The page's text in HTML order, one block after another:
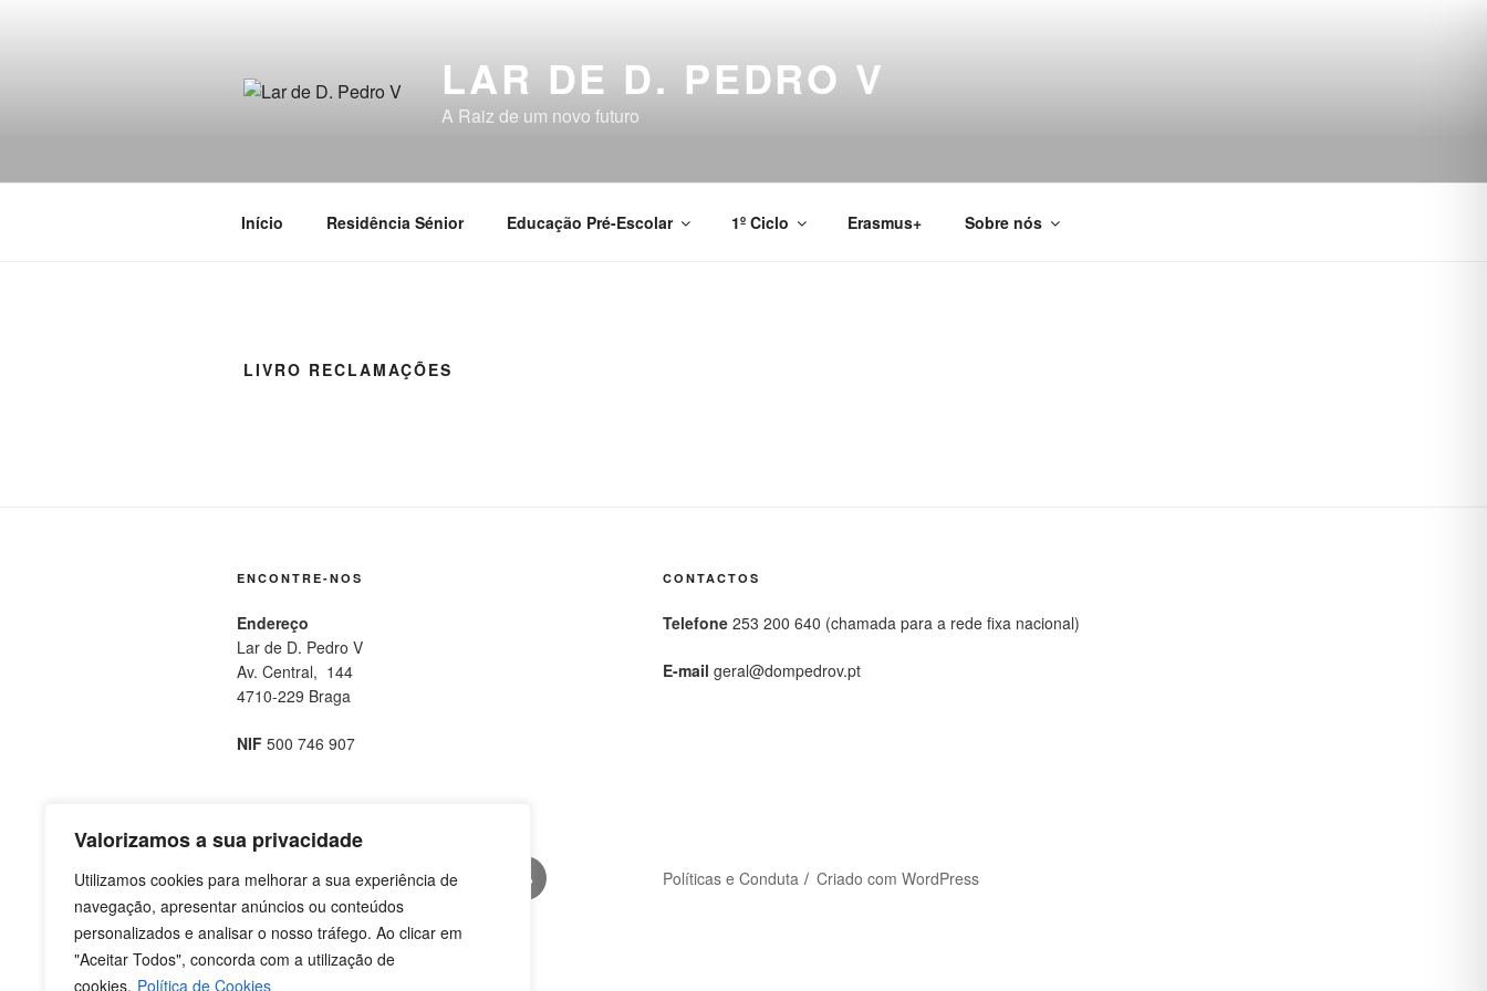
Valorizamos a sua privacidade
Utilizamos cookies para melhorar a sua experiência de
navegação, apresentar anúncios ou conteúdos
personalizados e analisar o nosso tráfego. Ao clicar em
"Aceitar Todos", concorda com a utilização de
cookies. Política de Cookies
LAR DE D. PEDRO V
A Raiz de um novo futuro
Início Residência Sénior Educação Pré-Escolar 1º Ciclo Erasmus+ Sobre nós
LIVRO RECLAMAÇÕES
ENCONTRE-NOS
Endereço
Lar de D. Pedro V
Av. Central, 144
4710-229 Braga
NIF 500 746 907
CONTACTOS
Telefone 253 200 640 (chamada para a rede fixa nacional)
E-mail geral@dompedrov.pt
Facebook
Instagram
Colégio
Residência
Livro
de
Políticas e Conduta Criado com WordPress